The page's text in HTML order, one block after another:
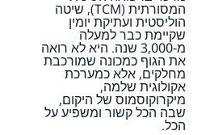
המסורתית (TCM), שיטה
הוליסטית ועתיקת יומין
שקיימת כבר למעלה
מ-3,000 שנה. היא לא רואה
את הגוף כמכונה שמורכבת
מחלקים, אלא כמערכת
אקולוגית שלמה,
מיקרוקוסמוס של היקום,
שבה הכל קשור ומשפיע על
הכל.